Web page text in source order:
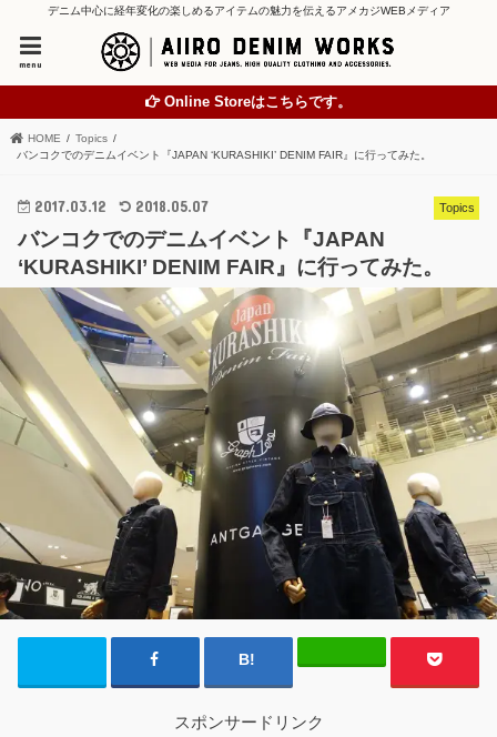
デニム中心に経年変化の楽しめるアイテムの魅力を伝えるアメカジWEBメディア
menu
Online Storeはこちらです。
HOME
Topics
バンコクでのデニムイベント『JAPAN ‘KURASHIKI’ DENIM FAIR』に行ってみた。
Topics
2017.03.12 2018.05.07
バンコクでのデニムイベント『JAPAN
‘KURASHIKI’ DENIM FAIR』に行ってみた。
スポンサードリンク